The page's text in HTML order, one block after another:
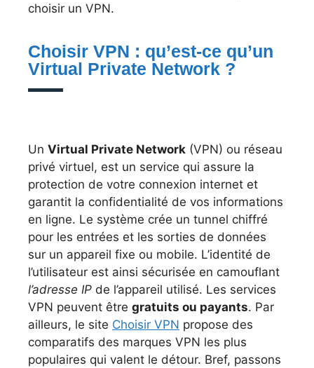
choisir un VPN.
Choisir VPN : qu’est-ce qu’un
Virtual Private Network ?
Un Virtual Private Network (VPN) ou réseau
privé virtuel, est un service qui assure la
protection de votre connexion internet et
garantit la confidentialité de vos informations
en ligne. Le système crée un tunnel chiffré
pour les entrées et les sorties de données
sur un appareil fixe ou mobile. L’identité de
l’utilisateur est ainsi sécurisée en camouflant
l’adresse IP de l’appareil utilisé. Les services
VPN peuvent être gratuits ou payants. Par
ailleurs, le site Choisir VPN propose des
comparatifs des marques VPN les plus
populaires qui valent le détour. Bref, passons